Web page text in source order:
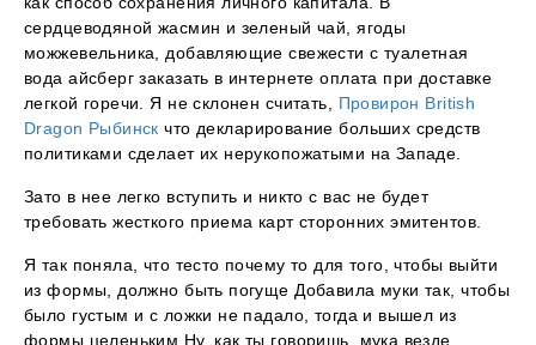
сердцеводяной жасмин и зеленый чай, ягоды
можжевельника, добавляющие свежести с туалетная
вода айсберг заказать в интернете оплата при доставке
легкой горечи. Я не склонен считать, Провирон British
Dragon Рыбинск что декларирование больших средств
политиками сделает их нерукопожатыми на Западе.
Зато в нее легко вступить и никто с вас не будет
требовать жесткого приема карт сторонних эмитентов.
Я так поняла, что тесто почему то для того, чтобы выйти
из формы, должно быть погуще Добавила муки так, чтобы
было густым и с ложки не падало, тогда и вышел из
формы целеньким Ну, как ты говоришь, мука везде